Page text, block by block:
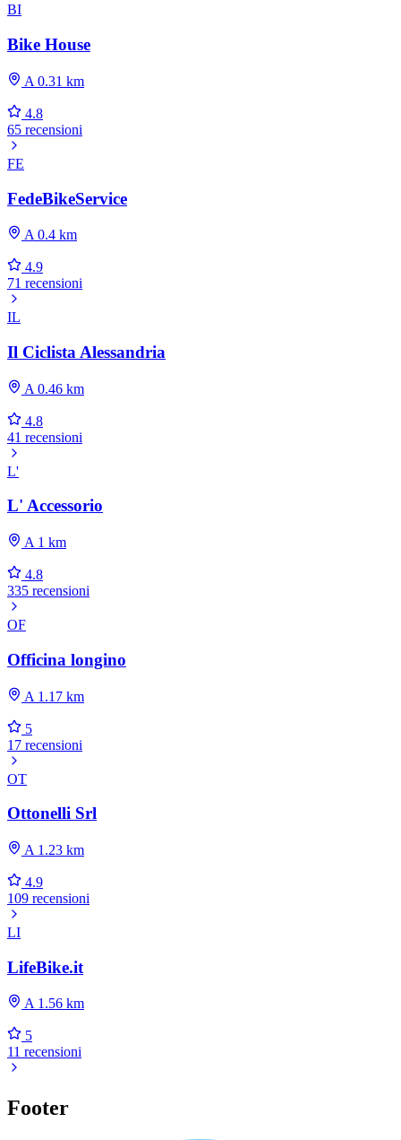
BI
Bike House
A 0.31 km
4.8
65 recensioni
FE
FedeBikeService
A 0.4 km
4.9
71 recensioni
IL
Il Ciclista Alessandria
A 0.46 km
4.8
41 recensioni
L'
L' Accessorio
A 1 km
4.8
335 recensioni
OF
Officina longino
A 1.17 km
5
17 recensioni
OT
Ottonelli Srl
A 1.23 km
4.9
109 recensioni
LI
LifeBike.it
A 1.56 km
5
11 recensioni
Footer